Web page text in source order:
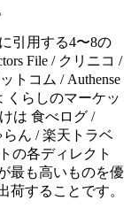
引用する4〜8の
File / クリニコ /
トコム / Authense
くらしのマーケッ
は 食べログ /
らん / 楽天トラベ
の各ディレクト
最も高いものを優
荷することです。